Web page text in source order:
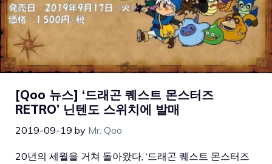
[Qoo 뉴스] ‘드래곤 퀘스트 몬스터즈
RETRO’ 닌텐도 스위치에 발매
2019-09-19 by Mr. Qoo
20년의 세월을 거쳐 돌아왔다, ‘드래곤 퀘스트 몬스터즈